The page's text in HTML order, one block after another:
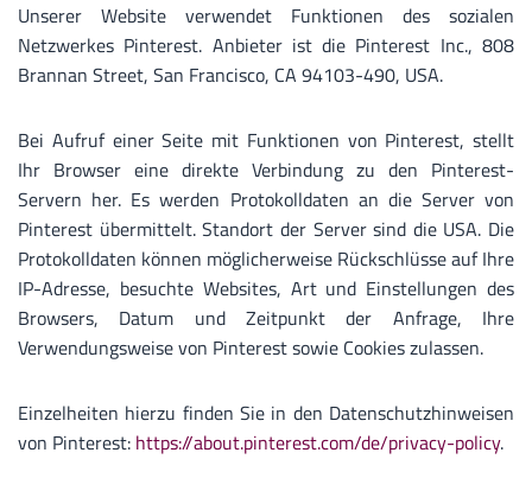
Unserer Website verwendet Funktionen des sozialen
Netzwerkes Pinterest. Anbieter ist die Pinterest Inc., 808
Brannan Street, San Francisco, CA 94103-490, USA.
Bei Aufruf einer Seite mit Funktionen von Pinterest, stellt
Ihr Browser eine direkte Verbindung zu den Pinterest-
Servern her. Es werden Protokolldaten an die Server von
Pinterest übermittelt. Standort der Server sind die USA. Die
Protokolldaten können möglicherweise Rückschlüsse auf Ihre
IP-Adresse, besuchte Websites, Art und Einstellungen des
Browsers, Datum und Zeitpunkt der Anfrage, Ihre
Verwendungsweise von Pinterest sowie Cookies zulassen.
Einzelheiten hierzu finden Sie in den Datenschutzhinweisen
von Pinterest: https://about.pinterest.com/de/privacy-policy.